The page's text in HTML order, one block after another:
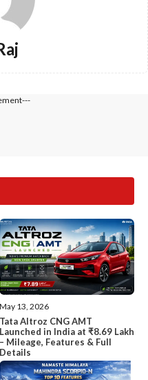
May 13, 2026
Tata Altroz CNG AMT
Launched in India at ₹8.69 Lakh
– Mileage, Features & Full
Details